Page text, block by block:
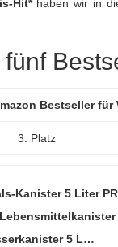
Hit*haben wir in
Bestseller
3. Platz
Kanister 5 Liter
5 L…